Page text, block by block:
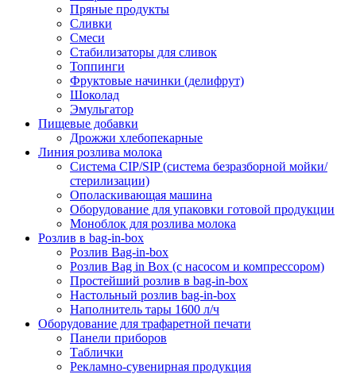
Пряные продукты
Сливки
Смеси
Стабилизаторы для сливок
Топпинги
Фруктовые начинки (делифрут)
Шоколад
Эмульгатор
Пищевые добавки
Дрожжи хлебопекарные
Линия розлива молока
Система CIP/SIP (система безразборной мойки/
стерилизации)
Ополаскивающая машина
Оборудование для упаковки готовой продукции
Моноблок для розлива молока
Розлив в bag-in-box
Розлив Bag-in-box
Розлив Bag in Box (с насосом и компрессором)
Простейший розлив в bag-in-box
Настольный розлив bag-in-box
Наполнитель тары 1600 л/ч
Оборудование для трафаретной печати
Панели приборов
Таблички
Рекламно-сувенирная продукция